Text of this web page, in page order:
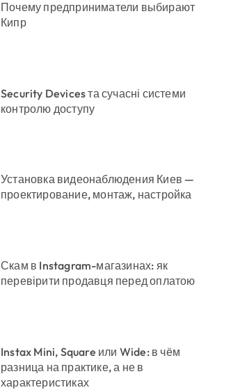
Почему предприниматели выбирают
Кипр
Security Devices та сучасні системи
контролю доступу
Установка видеонаблюдения Киев —
проектирование, монтаж, настройка
Скам в Instagram-магазинах: як
перевірити продавця перед оплатою
Instax Mini, Square или Wide: в чём
разница на практике, а не в
характеристиках